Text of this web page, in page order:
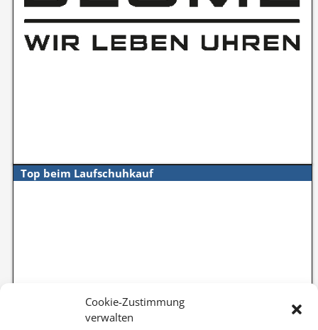
Cookie-Zustimmung
verwalten
Top beim Laufschuhkauf